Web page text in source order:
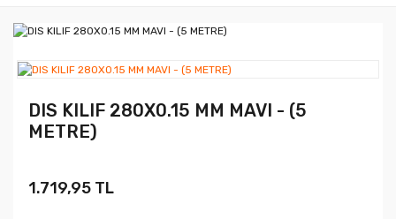
DIS KILIF 280X0.15 MM MAVI - (5
METRE)
1.719,95 TL